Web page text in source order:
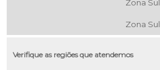
Zona Sul
Zona Sul
Verifique as regiões que atendemos